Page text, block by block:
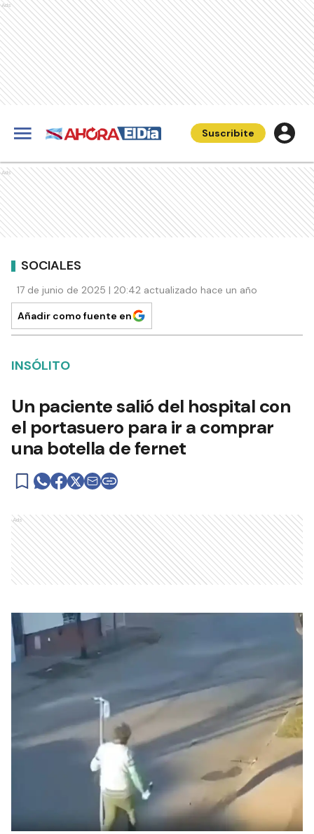
Ads
Suscribite
Ads
SOCIALES
17 de junio de 2025 | 20:42 actualizado hace un año
Añadir como fuente en
INSÓLITO
Un paciente salió del hospital con
el portasuero para ir a comprar
una botella de fernet
Ads